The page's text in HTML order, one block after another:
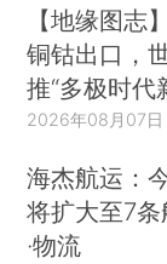
【地缘图志
铜钴出口，
推“多极时代
2026年08月07日
海杰航运：
将扩大至7
·物流